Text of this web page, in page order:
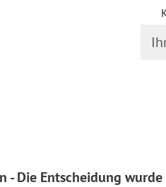
- Die Entscheidung wurde